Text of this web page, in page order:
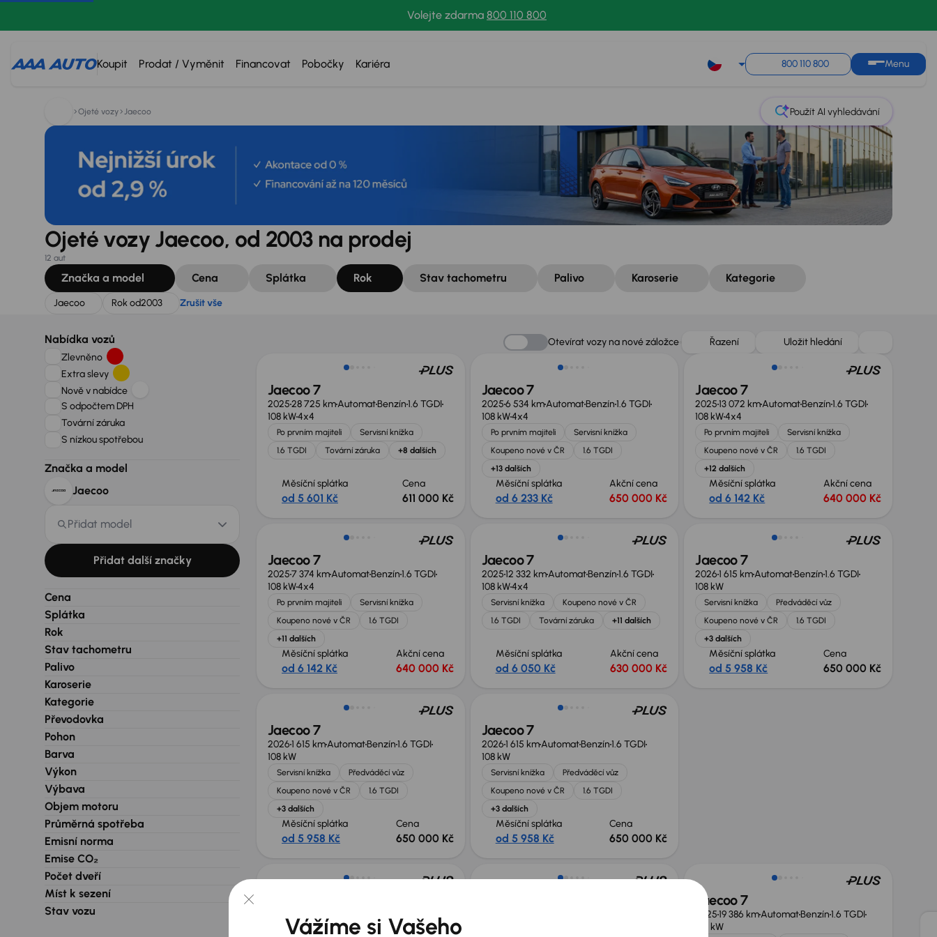
Volejte zdarma 800 110 800
Koupit Prodat / Vyměnit Financovat Pobočky Kariéra 800 110 800 Menu
Hledáte: Zrušit vše
Ojeté vozy Jaecoo Použít AI vyhledávání
Ojeté vozy Jaecoo, od 2003 na prodej
12 aut
Značka a model Cena Splátka Rok Stav tachometru Palivo Karoserie Kategorie
Jaecoo Rok od2003 Zrušit vše
Nabídka vozů
Zlevněno
Extra slevy
Nově v nabídce
S odpočtem DPH
Tovární záruka
S nízkou spotřebou
Značka a model
Jaecoo
Přidat model
Přidat další značky
Cena
Splátka
Rok
Stav tachometru
Palivo
Karoserie
Kategorie
Převodovka
Pohon
Barva
Výkon
Výbava
Objem motoru
Průměrná spotřeba
Emisní norma
Emise CO₂
Počet dveří
Míst k sezení
Stav vozu
Otevírat vozy na nové záložce Řazení Uložit hledání
Jaecoo 7
202528 725 kmAutomatBenzín1.6 TGDI
108 kW4x4
Po prvním majiteli
Servisní knížka
1.6 TGDI
Tovární záruka +8 dalších
Měsíční splátka
od 5 601 Kč
Cena
611 000 Kč
Ušetříte 110 000 Kč
Jaecoo 7
20256 534 kmAutomatBenzín1.6 TGDI
108 kW4x4
Po prvním majiteli
Servisní knížka
Koupeno nové v ČR
1.6 TGDI
+13 dalších
Měsíční splátka
od 6 233 Kč
Akční cena
650 000 Kč
Zlevněno o 10 000 Kč
Jaecoo 7
202513 072 kmAutomatBenzín1.6 TGDI
108 kW4x4
Po prvním majiteli
Servisní knížka
Koupeno nové v ČR
1.6 TGDI
+12 dalších
Měsíční splátka
od 6 142 Kč
Akční cena
640 000 Kč
Jaecoo 7
20257 374 kmAutomatBenzín1.6 TGDI
108 kW4x4
Po prvním majiteli
Servisní knížka
Koupeno nové v ČR
1.6 TGDI
+11 dalších
Měsíční splátka
od 6 142 Kč
Akční cena
640 000 Kč
Ušetříte 189 000 Kč
Jaecoo 7
202512 332 kmAutomatBenzín1.6 TGDI
108 kW4x4
Servisní knížka
Koupeno nové v ČR
1.6 TGDI
Tovární záruka +11 dalších
Měsíční splátka
od 6 050 Kč
Akční cena
630 000 Kč
Nově v nabídce
Jaecoo 7
20261 615 kmAutomatBenzín1.6 TGDI
108 kW
Servisní knížka
Předváděcí vůz
Koupeno nové v ČR
1.6 TGDI
+3 dalších
Měsíční splátka
od 5 958 Kč
Cena
650 000 Kč
Nově v nabídce
Jaecoo 7
20261 615 kmAutomatBenzín1.6 TGDI
108 kW
Servisní knížka
Předváděcí vůz
Koupeno nové v ČR
1.6 TGDI
+3 dalších
Měsíční splátka
od 5 958 Kč
Cena
650 000 Kč
Nově v nabídce
Jaecoo 7
20261 615 kmAutomatBenzín1.6 TGDI
108 kW
Servisní knížka
Předváděcí vůz
Koupeno nové v ČR
1.6 TGDI
+3 dalších
Měsíční splátka
od 5 958 Kč
Cena
650 000 Kč
Nově v nabídce
108 kW
Ušetříte 194 000 Kč
Jaecoo 7
202519 386 kmAutomatBenzín1.6 TGDI
108 kW
Vážíme si Vašeho